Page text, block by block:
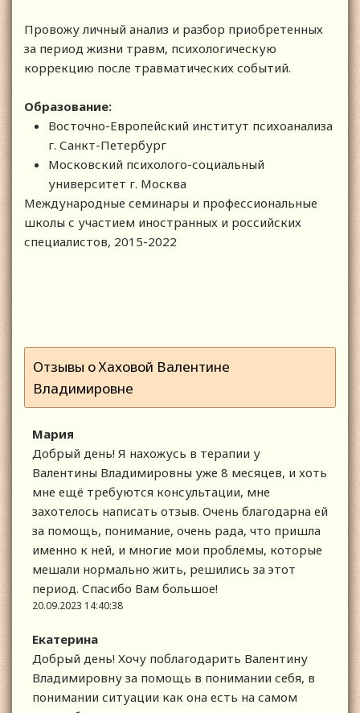
Провожу личный анализ и разбор приобретенных
за период жизни травм, психологическую
коррекцию после травматических событий.
Образование:
Восточно-Европейский институт психоанализа
г. Санкт-Петербург
Московский психолого-социальный
университет г. Москва
Международные семинары и профессиональные
школы с участием иностранных и российских
специалистов, 2015-2022
Отзывы о Хаховой Валентине
Владимировне
Мария
Добрый день! Я нахожусь в терапии у
Валентины Владимировны уже 8 месяцев, и хоть
мне ещё требуются консультации, мне
захотелось написать отзыв. Очень благодарна ей
за помощь, понимание, очень рада, что пришла
именно к ней, и многие мои проблемы, которые
мешали нормально жить, решились за этот
период. Спасибо Вам большое!
20.09.2023 14:40:38
Екатерина
Добрый день! Хочу поблагодарить Валентину
Владимировну за помощь в понимании себя, в
понимании ситуации как она есть на самом